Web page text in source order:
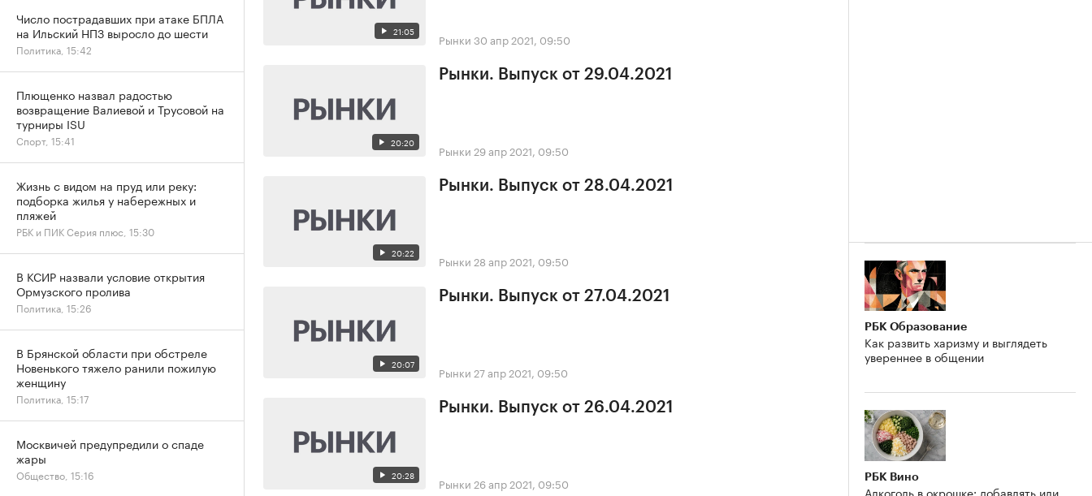
21:05 Рынки 30 апр 2021, 09:50
20:20
Рынки. Выпуск от 29.04.2021
Рынки 29 апр 2021, 09:50
20:22
Рынки. Выпуск от 28.04.2021
Рынки 28 апр 2021, 09:50
20:07
Рынки. Выпуск от 27.04.2021
Рынки 27 апр 2021, 09:50
20:28
Рынки. Выпуск от 26.04.2021
Рынки 26 апр 2021, 09:50
РБК Образование
Как развить харизму и выглядеть
увереннее в общении
РБК Вино
Алкоголь в окрошке: добавлять или
Число пострадавших при атаке БПЛА
на Ильский НПЗ выросло до шести
Политика, 15:42
Плющенко назвал радостью
возвращение Валиевой и Трусовой на
турниры ISU
Спорт, 15:41
Жизнь с видом на пруд или реку:
подборка жилья у набережных и
пляжей
РБК и ПИК Серия плюс, 15:30
В КСИР назвали условие открытия
Ормузского пролива
Политика, 15:26
В Брянской области при обстреле
Новенького тяжело ранили пожилую
женщину
Политика, 15:17
Москвичей предупредили о спаде
жары
Общество, 15:16